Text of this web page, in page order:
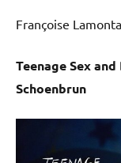
Françoise
Teenage Sex
Schoenbrun